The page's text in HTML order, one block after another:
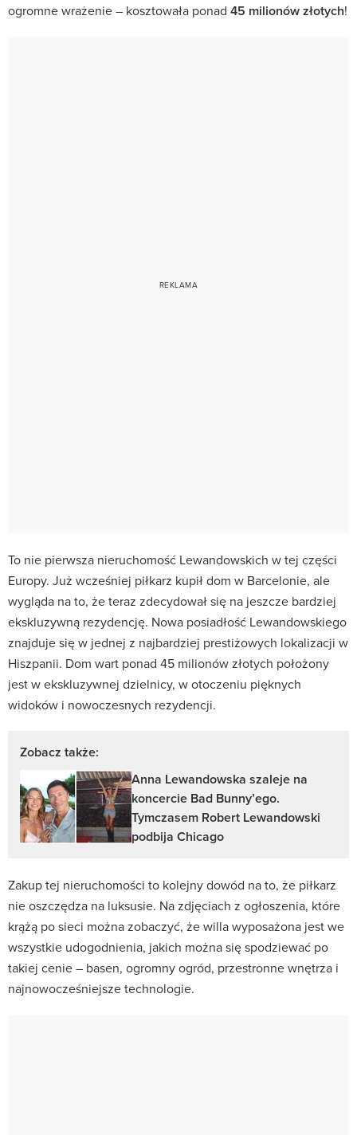
ogromne wrażenie – kosztowała ponad 45 milionów złotych!
To nie pierwsza nieruchomość Lewandowskich w tej części
Europy. Już wcześniej piłkarz kupił dom w Barcelonie, ale
wygląda na to, że teraz zdecydował się na jeszcze bardziej
ekskluzywną rezydencję. Nowa posiadłość Lewandowskiego
znajduje się w jednej z najbardziej prestiżowych lokalizacji w
Hiszpanii. Dom wart ponad 45 milionów złotych położony
jest w ekskluzywnej dzielnicy, w otoczeniu pięknych
widoków i nowoczesnych rezydencji.
Zobacz także:
Anna Lewandowska szaleje na
koncercie Bad Bunny’ego.
Tymczasem Robert Lewandowski
podbija Chicago
Zakup tej nieruchomości to kolejny dowód na to, że piłkarz
nie oszczędza na luksusie. Na zdjęciach z ogłoszenia, które
krążą po sieci można zobaczyć, że willa wyposażona jest we
wszystkie udogodnienia, jakich można się spodziewać po
takiej cenie – basen, ogromny ogród, przestronne wnętrza i
najnowocześniejsze technologie.